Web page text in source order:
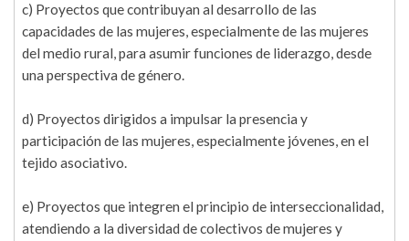
c) Proyectos que contribuyan al desarrollo de las
capacidades de las mujeres, especialmente de las mujeres
del medio rural, para asumir funciones de liderazgo, desde
una perspectiva de género.
d) Proyectos dirigidos a impulsar la presencia y
participación de las mujeres, especialmente jóvenes, en el
tejido asociativo.
e) Proyectos que integren el principio de interseccionalidad,
atendiendo a la diversidad de colectivos de mujeres y